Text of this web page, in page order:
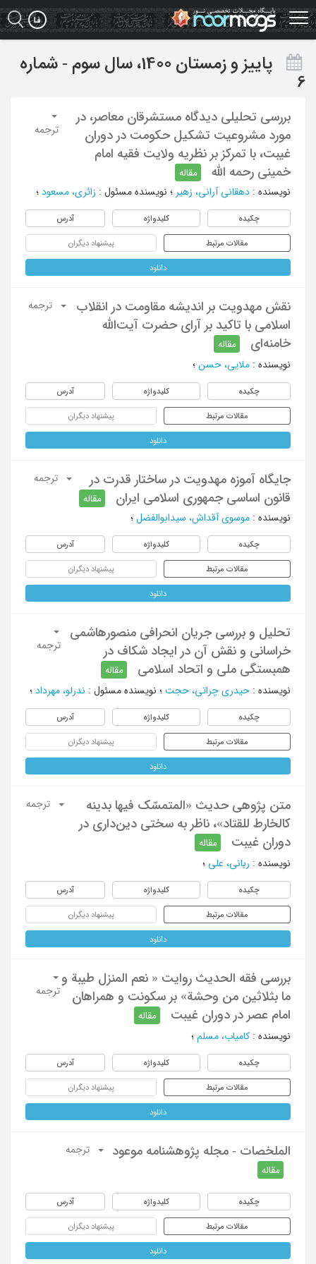
Skip
to
main
پاییز و زمستان 1400، سال سوم - شماره
6
بررسی تحلیلی دیدگاه مستشرقان معاصر، در
مورد مشروعیت تشکیل حکومت در دوران
غیبت، با تمرکز بر نظریه ولایت فقیه امام
خمینی رحمه الله
مقاله
ترجمه
نویسنده : دهقانی آرانی، زهیر ؛ نویسنده مسئول : زائری، مسعود ؛
چکیده کلیدواژه آدرس
مقالات مرتبط پیشنهاد دیگران
دانلود
نقش مهدویت بر اندیشه مقاومت در انقلاب
اسلامی با تاکید بر آرای حضرت آیت‌الله
خامنه‌ای
مقاله
ترجمه
نویسنده : ملایی، حسن ؛
چکیده کلیدواژه آدرس
مقالات مرتبط پیشنهاد دیگران
دانلود
جایگاه آموزه مهدویت در ساختار قدرت در
قانون اساسی جمهوری اسلامی ایران‌
مقاله
ترجمه
نویسنده : موسوی آقداش، سیدابوالفضل ؛
چکیده کلیدواژه آدرس
مقالات مرتبط پیشنهاد دیگران
دانلود
تحلیل و بررسی جریان انحرافی منصورهاشمی
خراسانی و نقش آن در ایجاد شکاف در
همبستگی ملی و اتحاد اسلامی
مقاله
ترجمه
نویسنده : حیدری چراتی، حجت ؛ نویسنده مسئول : ندرلو، مهرداد ؛
چکیده کلیدواژه آدرس
مقالات مرتبط پیشنهاد دیگران
دانلود
متن پژوهی حدیث «المتمسّک فیها بدینه
کالخارط للقتاد»، ناظر به‌‌‌ سختی دین‌داری در
دوران غیبت
مقاله
ترجمه
نویسنده : ربانی، علی ؛
چکیده کلیدواژه آدرس
مقالات مرتبط پیشنهاد دیگران
دانلود
بررسی فقه الحدیث روایت « نعم المنزل طیبة و
ما بثلاثین من‌ وحشة» بر سکونت و همراهان
امام عصر در دوران غیبت
مقاله
ترجمه
نویسنده : کامیاب، مسلم ؛
چکیده کلیدواژه آدرس
مقالات مرتبط پیشنهاد دیگران
دانلود
الملخصات - مجله پژوهشنامه موعود
مقاله
ترجمه
چکیده کلیدواژه آدرس
مقالات مرتبط پیشنهاد دیگران
دانلود